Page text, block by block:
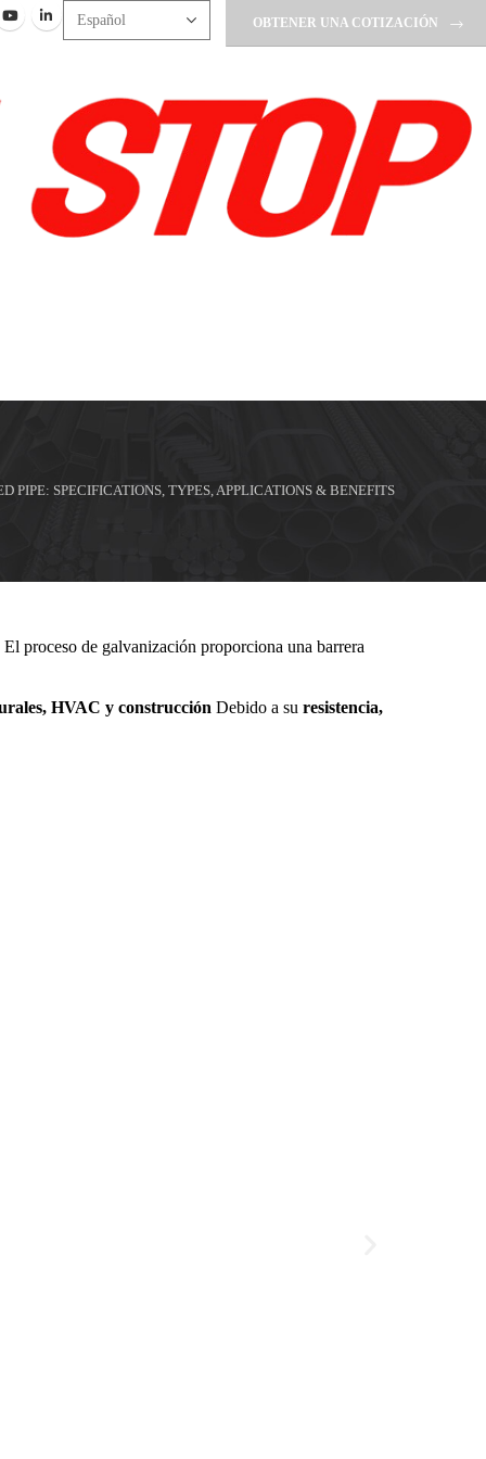
OBTENER UNA COTIZACIÓN
PIPE: SPECIFICATIONS, TYPES, APPLICATIONS & BENEFITS
proceso de galvanización proporciona una barrera
HVAC y construcción Debido a su resistencia,